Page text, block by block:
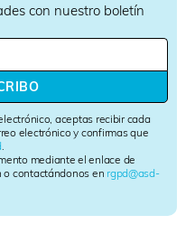
con nuestro boletín
aceptas recibir cada
electrónico y confirmas que
mediante el enlace de
contactándonos en rgpd@asd-